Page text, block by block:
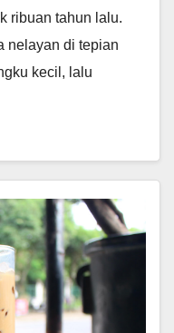
ribuan tahun lalu.
nelayan di tepian
kecil, lalu